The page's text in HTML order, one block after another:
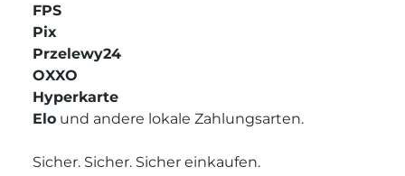
FPS
Pix
Przelewy24
OXXO
Hyperkarte
Elo und andere lokale Zahlungsarten.
Sicher. Sicher. Sicher einkaufen.